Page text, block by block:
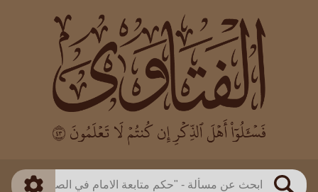
العالم
بن باز
بن العثيمين
اللجنة الدائمة
طريقة البحث
ذكي